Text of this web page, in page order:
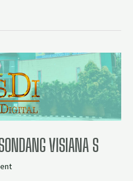
VISIANA S